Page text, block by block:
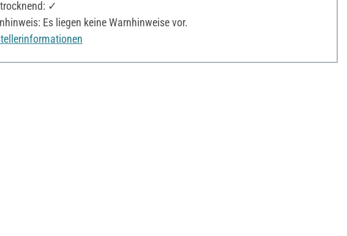
✓
Es liegen keine Warnhinweise vor.